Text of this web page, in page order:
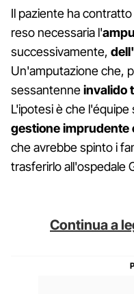
Il paziente ha
reso necessaria l'
successivamente,
Un'amputazione che,
sessantenneinvalido
L'ipotesi è che l'équipe
gestione imprudente
che avrebbe spinto i
trasferirlo all'ospedale
Continua a